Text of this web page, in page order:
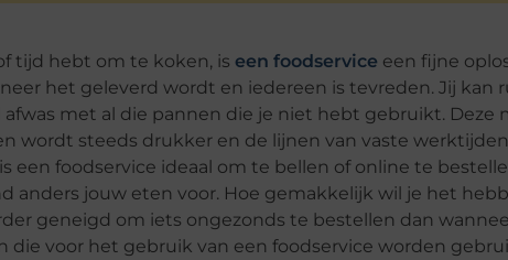
tijd hebt om te koken, is een foodservice een fijne
het geleverd wordt en iedereen is tevreden. Jij
met al die pannen die je niet hebt gebruikt. Deze
wordt steeds drukker en de lijnen van vaste
een foodservice ideaal om te bellen of online te
anders jouw eten voor. Hoe gemakkelijk wil je het
geneigd om iets ongezonds te bestellen dan
die voor het gebruik van een foodservice worden